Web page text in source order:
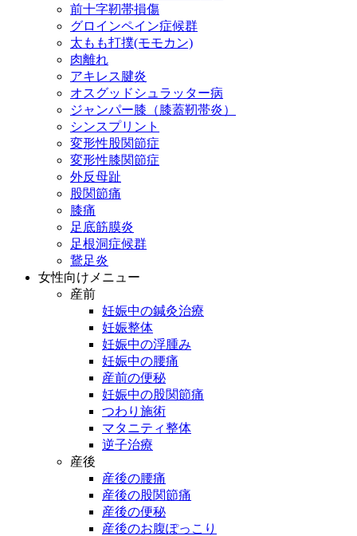
前十字靭帯損傷
グロインペイン症候群
太もも打撲(モモカン)
肉離れ
アキレス腱炎
オスグッドシュラッター病
ジャンパー膝（膝蓋靭帯炎）
シンスプリント
変形性股関節症
変形性膝関節症
外反母趾
股関節痛
膝痛
足底筋膜炎
足根洞症候群
鵞足炎
女性向けメニュー
産前
妊娠中の鍼灸治療
妊娠整体
妊娠中の浮腫み
妊娠中の腰痛
産前の便秘
妊娠中の股関節痛
つわり施術
マタニティ整体
逆子治療
産後
産後の腰痛
産後の股関節痛
産後の便秘
産後のお腹ぽっこり